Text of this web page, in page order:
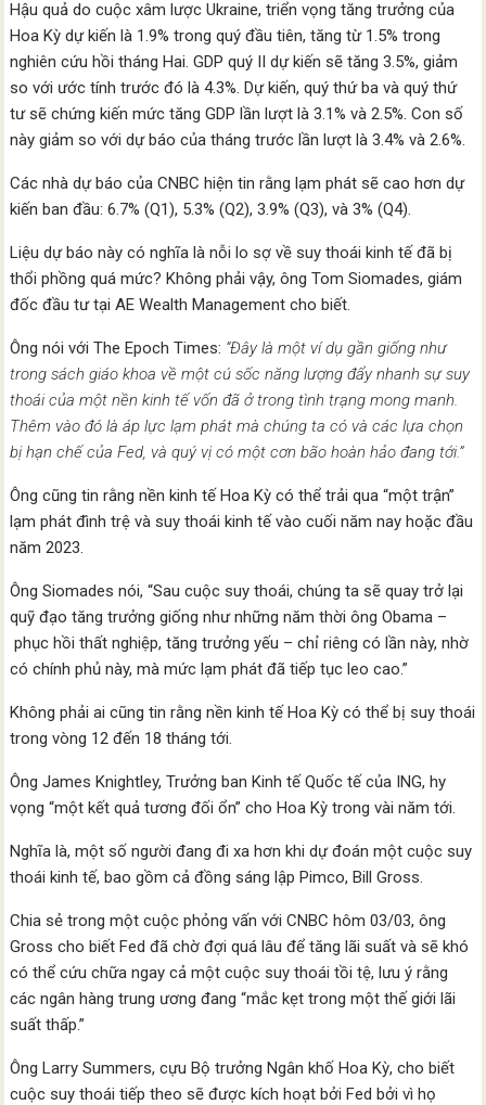
Hậu quả do cuộc xâm lược Ukraine, triển vọng tăng trưởng của
Hoa Kỳ dự kiến ​​là 1.9% trong quý đầu tiên, tăng từ 1.5% trong
nghiên cứu hồi tháng Hai. GDP quý II dự kiến ​​sẽ tăng 3.5%, giảm
so với ước tính trước đó là 4.3%. Dự kiến, quý thứ ba và quý thứ
tư sẽ chứng kiến ​​mức tăng GDP lần lượt là 3.1% và 2.5%. Con số
này giảm so với dự báo của tháng trước lần lượt là 3.4% và 2.6%.
Các nhà dự báo của CNBC hiện tin rằng lạm phát sẽ cao hơn dự
kiến ​​ban đầu: 6.7% (Q1), 5.3% (Q2), 3.9% (Q3), và 3% (Q4).
Liệu dự báo này có nghĩa là nỗi lo sợ về suy thoái kinh tế đã bị
thổi phồng quá mức? Không phải vậy, ông Tom Siomades, giám
đốc đầu tư tại AE Wealth Management cho biết.
Ông nói với The Epoch Times: “Đây là một ví dụ gần giống như
trong sách giáo khoa về một cú sốc năng lượng đẩy nhanh sự suy
thoái của một nền kinh tế vốn đã ở trong tình trạng mong manh.
Thêm vào đó là áp lực lạm phát mà chúng ta có và các lựa chọn
bị hạn chế của Fed, và quý vị có một cơn bão hoàn hảo đang tới.”
Ông cũng tin rằng nền kinh tế Hoa Kỳ có thể trải qua “một trận”
lạm phát đình trệ và suy thoái kinh tế vào cuối năm nay hoặc đầu
năm 2023.
Ông Siomades nói, “Sau cuộc suy thoái, chúng ta sẽ quay trở lại
quỹ đạo tăng trưởng giống như những năm thời ông Obama –
phục hồi thất nghiệp, tăng trưởng yếu – chỉ riêng có lần này, nhờ
có chính phủ này, mà mức lạm phát đã tiếp tục leo cao.”
Không phải ai cũng tin rằng nền kinh tế Hoa Kỳ có thể bị suy thoái
trong vòng 12 đến 18 tháng tới.
Ông James Knightley, Trưởng ban Kinh tế Quốc tế của ING, hy
vọng “một kết quả tương đối ổn” cho Hoa Kỳ trong vài năm tới.
Nghĩa là, một số người đang đi xa hơn khi dự đoán một cuộc suy
thoái kinh tế, bao gồm cả đồng sáng lập Pimco, Bill Gross.
Chia sẻ trong một cuộc phỏng vấn với CNBC hôm 03/03, ông
Gross cho biết Fed đã chờ đợi quá lâu để tăng lãi suất và sẽ khó
có thể cứu chữa ngay cả một cuộc suy thoái tồi tệ, lưu ý rằng
các ngân hàng trung ương đang “mắc kẹt trong một thế giới lãi
suất thấp.”
Ông Larry Summers, cựu Bộ trưởng Ngân khố Hoa Kỳ, cho biết
cuộc suy thoái tiếp theo sẽ được kích hoạt bởi Fed bởi vì họ